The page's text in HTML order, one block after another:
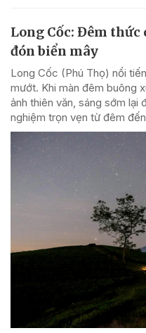
Long Cốc: Đêm thức
đón biển mây
Long Cốc (Phú Thọ) nổi
mướt. Khi màn đêm buông
ảnh thiên văn, sáng sớm lại
nghiệm trọn vẹn từ đêm